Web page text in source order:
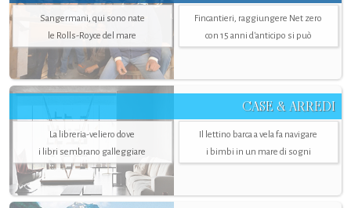
Sangermani, qui sono nate
le Rolls-Royce del mare
Fincantieri, raggiungere Net zero
con 15 anni d'anticipo si può
CASE & ARREDI
La libreria-veliero dove
i libri sembrano galleggiare
Il lettino barca a vela fa navigare
i bimbi in un mare di sogni